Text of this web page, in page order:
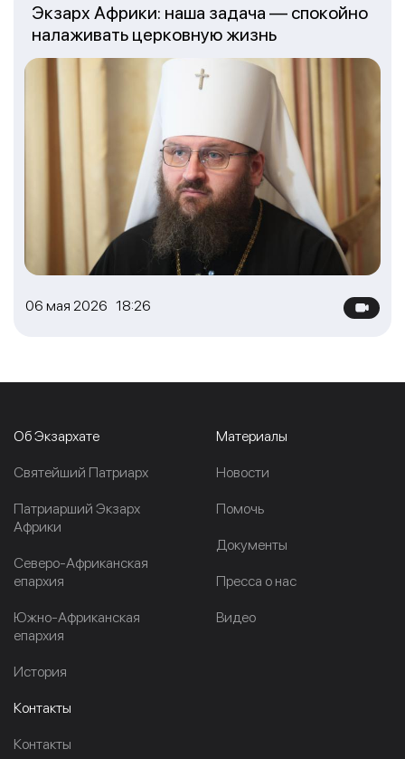
06 мая 2026 18:26
Экзарх Африки: наша задача — спокойно
налаживать церковную жизнь
Об Экзархате
Cвятейший Патриарх
Патриарший Экзарх
Африки
Северо-Африканская
епархия
Южно-Африканская
епархия
История
Материалы
Новости
Помочь
Документы
Пресса о нас
Видео
Контакты
Контакты